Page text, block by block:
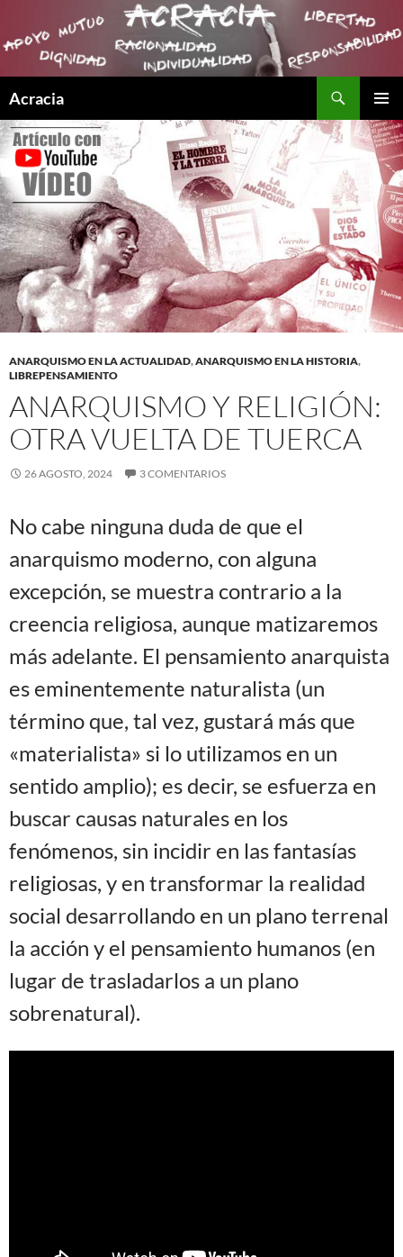
Acracia
MENÚ
AL
CONTENIDO
ANARQUISMO EN LA ACTUALIDAD,ANARQUISMO EN LA HISTORIA,
LIBREPENSAMIENTO
ANARQUISMO Y RELIGIÓN:
OTRA VUELTA DE TUERCA
26 AGOSTO, 2024 3 COMENTARIOS
No cabe ninguna duda de que el
anarquismo moderno, con alguna
excepción, se muestra contrario a la
creencia religiosa, aunque matizaremos
más adelante. El pensamiento anarquista
es eminentemente naturalista (un
término que, tal vez, gustará más que
«materialista» si lo utilizamos en un
sentido amplio); es decir, se esfuerza en
buscar causas naturales en los
fenómenos, sin incidir en las fantasías
religiosas, y en transformar la realidad
social desarrollando en un plano terrenal
la acción y el pensamiento humanos (en
lugar de trasladarlos a un plano
sobrenatural).